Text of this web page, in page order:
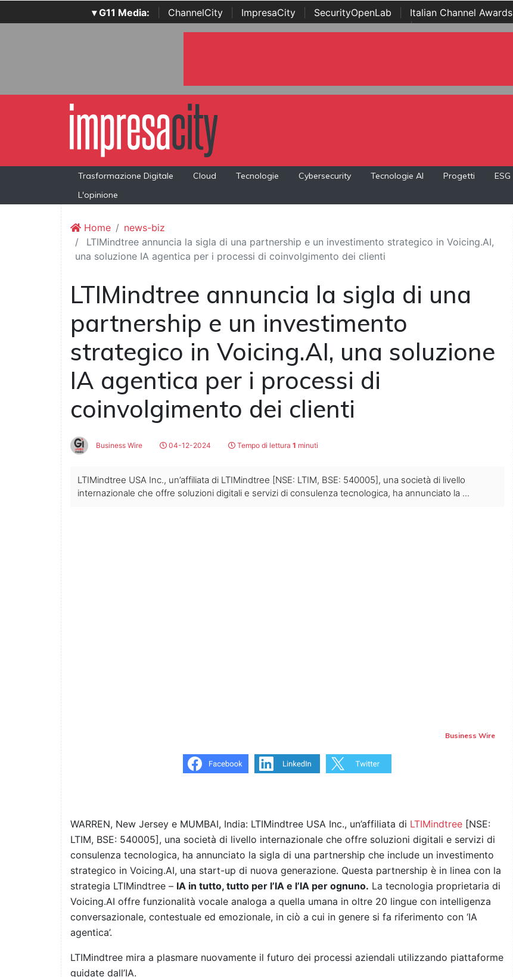
▾ G11 Media: ChannelCity ImpresaCity SecurityOpenLab Italian Channel Awards
Awards | ...
Trasformazione Digitale Cloud Tecnologie Cybersecurity Tecnologie AI Progetti ESG
L'opinione
Home
news-biz
LTIMindtree annuncia la sigla di una partnership e un investimento strategico in Voicing.AI,
una soluzione IA agentica per i processi di coinvolgimento dei clienti
LTIMindtree annuncia la sigla di una
partnership e un investimento
strategico in Voicing.AI, una soluzione
IA agentica per i processi di
coinvolgimento dei clienti
Business Wire 04-12-2024 Tempo di lettura 1 minuti
LTIMindtree USA Inc., un’affiliata di LTIMindtree [NSE: LTIM, BSE: 540005], una società di livello
internazionale che offre soluzioni digitali e servizi di consulenza tecnologica, ha annunciato la ...
Business Wire
WARREN, New Jersey e MUMBAI, India: LTIMindtree USA Inc., un’affiliata di LTIMindtree [NSE:
LTIM, BSE: 540005], una società di livello internazionale che offre soluzioni digitali e servizi di
consulenza tecnologica, ha annunciato la sigla di una partnership che include un investimento
strategico in Voicing.AI, una start-up di nuova generazione. Questa partnership è in linea con la
strategia LTIMindtree – IA in tutto, tutto per l’IA e l’IA per ognuno. La tecnologia proprietaria di
Voicing.AI offre funzionalità vocale analoga a quella umana in oltre 20 lingue con intelligenza
conversazionale, contestuale ed emozionale, in ciò a cui in genere si fa riferimento con ‘IA
agentica’.
LTIMindtree mira a plasmare nuovamente il futuro dei processi aziendali utilizzando piattaforme
guidate dall’IA.